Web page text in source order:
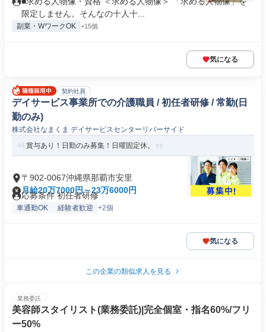
限定しません。そんなの十人十...
副業・WワークOK +15個
気になる
契約社員
デイサービス事業所での介護職員 / 初任者研修 / 常勤(日
勤のみ)
株式会社なまくま デイサービスセンターリバーサイド
賞与あり！日勤のみ募集！日曜固定休。
〒902-0067沖縄県那覇市安里
月給20万7000円～23万6000円
応募条件 初任者研修
車通勤OK 経験者歓迎 +2個
気になる
この企業の類似求人を見る
業務委託
美容師スタイリスト(業務委託)|完全個室・指名60%/フリ
ー50%